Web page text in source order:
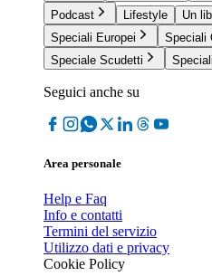
Podcast
Lifestyle
Un
Speciali Europei
Speciali
Speciale Scudetti
Seguici anche su
Area personale
Help e Faq
Info e contatti
Termini del servizio
Utilizzo dati e privacy
Cookie Policy